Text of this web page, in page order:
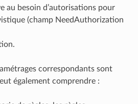
au besoin d’autorisations pour
(champ NeedAuthorization
correspondants sont
également comprendre :